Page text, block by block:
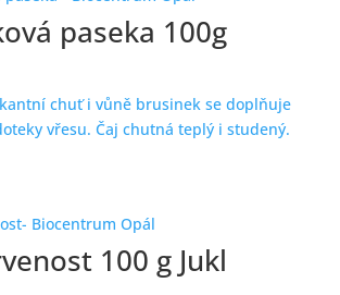
paseka 100g
chuť i vůně brusinek se doplňuje
vřesu. Čaj chutná teplý i studený.
100 g Jukl